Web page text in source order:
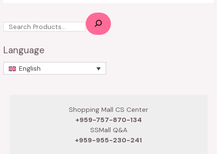
Language
English
Shopping Mall CS Center
+959-757-870-134
SSMall Q&A
+959-955-230-241